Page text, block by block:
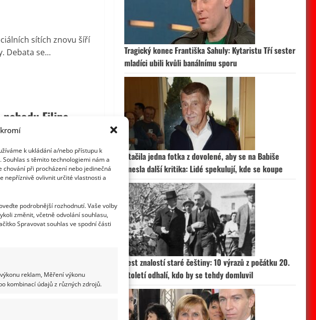
k ukládání a/nebo přístupu k
s těmito technologiemi nám a
při procházení nebo jedinečná
nepříznivě ovlivnit určité vlastnosti a
podrobnější rozhodnutí. Vaše volby
změnit, včetně odvolání souhlasu,
Spravovat souhlas ve spodní části
reklam, Měření výkonu
kombinací údajů z různých zdrojů.
sítích znovu šíří
Debata se...
Filipa
značka a
neskončila jen
úřadu
zda zákony
Tragický konec Františka Sahuly: Kytaristu Tří sester
mladíci ubili kvůli banálnímu sporu
Stačila jedna fotka z dovolené, aby se na Babiše
snesla další kritika: Lidé spekulují, kde se koupe
Test znalostí staré češtiny: 10 výrazů z počátku 20.
století odhalí, kdo by se tehdy domluvil